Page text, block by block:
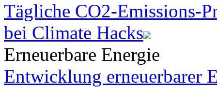
Tägliche CO2-Emissions-
bei Climate Hacks
Erneuerbare Energie
Entwicklung erneuerbarer